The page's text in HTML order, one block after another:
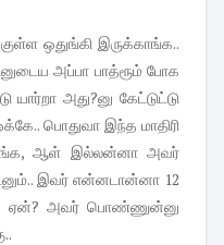
ஒதுங்கி இருக்காங்க..
அப்பா பாத்ரூம் போக
யார்றா அது?னு கேட்டுட்டு
பொதுவா இந்த மாதிரி
ஆள் இல்லன்னா அவர்
இவர் என்னடான்னா 12
ஏன்? அவர் பொண்ணுன்னு